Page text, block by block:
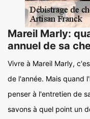
Mareil Marly:
annuel de sa
Vivre à Mareil Marly,
de l'année. Mais quand
penser à l'entretien de
savons à quel point un